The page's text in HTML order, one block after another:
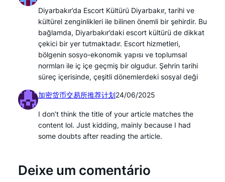
Diyarbakır’da Escort Kültürü Diyarbakır, tarihi ve
kültürel zenginlikleri ile bilinen önemli bir şehirdir. Bu
bağlamda, Diyarbakır’daki escort kültürü de dikkat
çekici bir yer tutmaktadır. Escort hizmetleri,
bölgenin sosyo-ekonomik yapısı ve toplumsal
normları ile iç içe geçmiş bir olgudur. Şehrin tarihi
süreç içerisinde, çeşitli dönemlerdeki sosyal deği
加密货币交易所推荐计划 24/06/2025
I don’t think the title of your article matches the
content lol. Just kidding, mainly because I had
some doubts after reading the article.
Deixe um comentário